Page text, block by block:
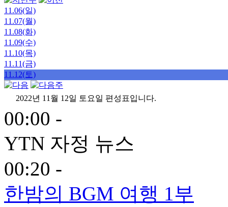
11.06(일)
11.07(월)
11.08(화)
11.09(수)
11.10(목)
11.11(금)
11.12(토)
2022년 11월 12일 토요일 편성표입니다.
00:00 -
YTN 자정 뉴스
00:20 -
한밤의 BGM 여행 1부